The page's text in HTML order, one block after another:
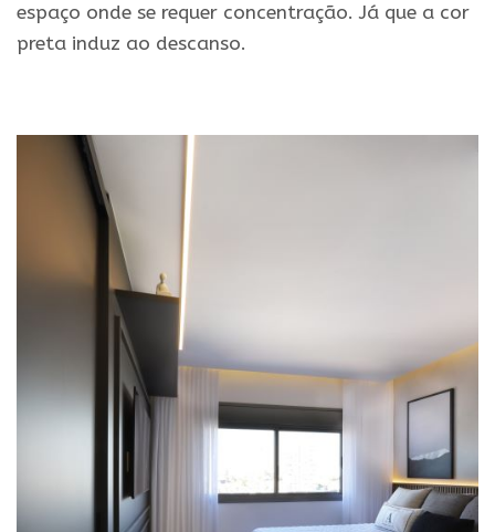
espaço onde se requer concentração. Já que a cor
preta induz ao descanso.